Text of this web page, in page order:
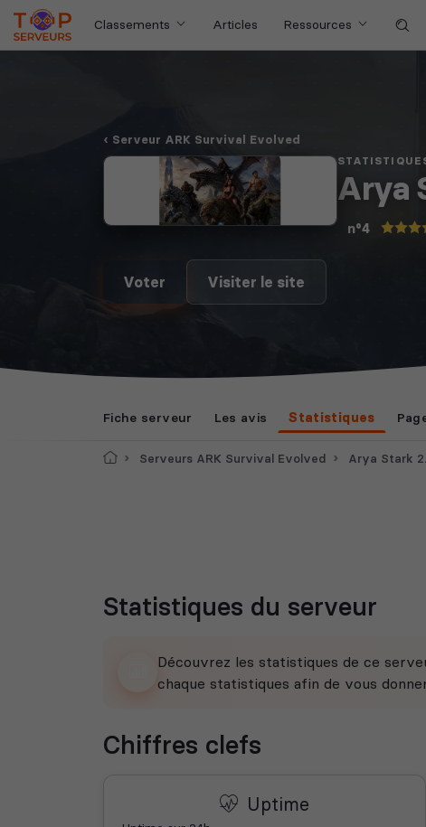
Classements Articles Ressources
Serveur ARK Survival Evolved
Arya
n°4
Voter Visiter le site
Fiche serveur Les avis Statistiques
AccueilServeurs ARK Survival Evolved Arya Stark
Statistiques du serveur
Découvrez les statistiques de ce
chaque statistiques afin de vous
Chiffres clefs
Uptime